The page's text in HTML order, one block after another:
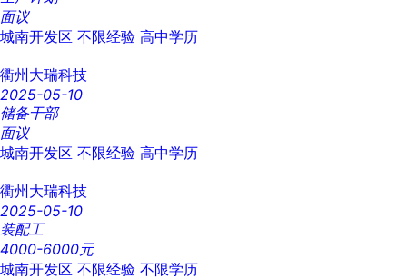
面议
城南开发区 不限经验 高中学历
衢州大瑞科技
2025-05-10
储备干部
面议
城南开发区 不限经验 高中学历
衢州大瑞科技
2025-05-10
装配工
4000-6000元
城南开发区 不限经验 不限学历